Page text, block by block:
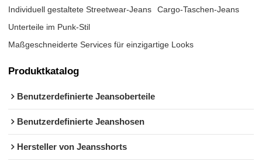
Individuell gestaltete Streetwear-Jeans
Cargo-Taschen-Jeans
Unterteile im Punk-Stil
Maßgeschneiderte Services für einzigartige Looks
Produktkatalog
Benutzerdefinierte Jeansoberteile
Benutzerdefinierte Jeanshosen
Hersteller von Jeansshorts